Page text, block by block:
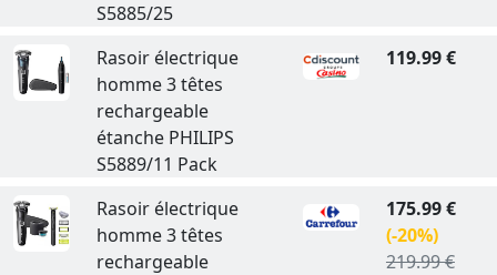
S5885/25
Rasoir électrique
homme 3 têtes
rechargeable
étanche PHILIPS
S5889/11 Pack
119.99 €
Rasoir électrique
homme 3 têtes
rechargeable
175.99 €
(-20%)
219.99 €